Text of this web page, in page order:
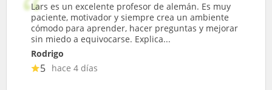
Lars es un excelente profesor de alemán. Es muy
paciente, motivador y siempre crea un ambiente
cómodo para aprender, hacer preguntas y mejorar
sin miedo a equivocarse. Explica...
Rodrigo
5 hace 4 días